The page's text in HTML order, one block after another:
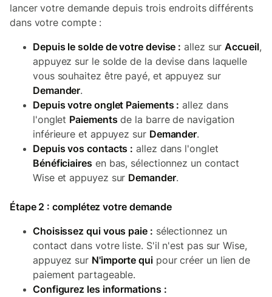
lancer votre demande depuis trois endroits différents
dans votre compte :
Depuis le solde de votre devise : allez surAccueil,
appuyez sur le solde de la devise dans laquelle
vous souhaitez être payé, et appuyez sur
Demander.
Depuis votre onglet Paiements : allez dans
l'onglet Paiements de la barre de navigation
inférieure et appuyez sur Demander.
Depuis vos contacts : allez dans l'onglet
Bénéficiaires en bas, sélectionnez un contact
Wise et appuyez sur Demander.
Étape 2 : complétez votre demande
Choisissez qui vous paie : sélectionnez un
contact dans votre liste. S'il n'est pas sur Wise,
appuyez sur N'importe quipour créer un lien de
paiement partageable.
Configurez les informations :